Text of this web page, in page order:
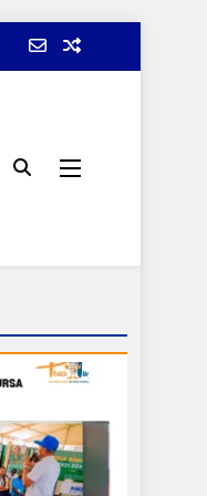
Kiswahili, pamoja na